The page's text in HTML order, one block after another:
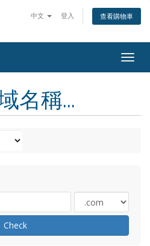
中文 登入 查看購物車
名稱...
Check